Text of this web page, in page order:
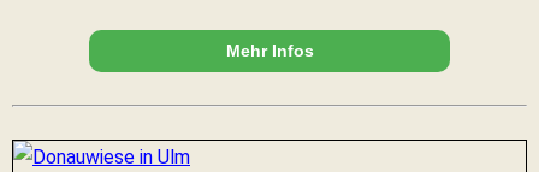
Mehr Infos